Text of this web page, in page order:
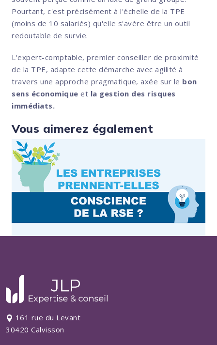
Pourtant, c'est précisément à l'échelle de la TPE
(moins de 10 salariés) qu'elle s'avère être un outil
redoutable de survie.
L'expert-comptable, premier conseiller de proximité
de la TPE, adapte cette démarche avec agilité à
travers une approche pragmatique, axée sur le bon
sens économique et la gestion des risques
immédiats.
Vous aimerez également
161 rue du Levant
30420 Calvisson